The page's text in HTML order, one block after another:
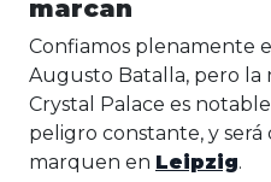
marcan
Confiamos plenamente
Augusto Batalla, pero la
Crystal Palace es
peligro constante, y
marquen en Leipzig.